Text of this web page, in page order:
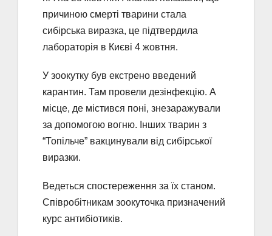
причиною смерті тварини стала
сибірська виразка, це підтвердила
лабораторія в Києві 4 жовтня.
У зоокутку був екстрено введений
карантин. Там провели дезінфекцію. А
місце, де містився поні, знезаражували
за допомогою вогню. Інших тварин з
“Топільче” вакцинували від сибірської
виразки.
Ведеться спостереження за їх станом.
Співробітникам зоокуточка призначений
курс антибіотиків.